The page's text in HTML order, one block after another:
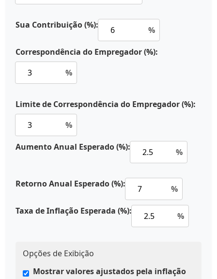
Sua Contribuição (%): %
Correspondência do Empregador (%):
%
Limite de Correspondência do Empregador (%):
%
Aumento Anual Esperado (%): %
Retorno Anual Esperado (%): %
Taxa de Inflação Esperada (%): %
Opções de Exibição
Mostrar valores ajustados pela inflação